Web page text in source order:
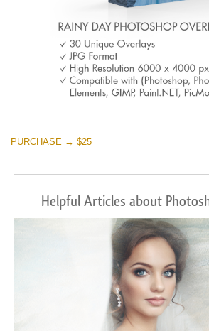
PURCHASE → $25
Helpful Articles about